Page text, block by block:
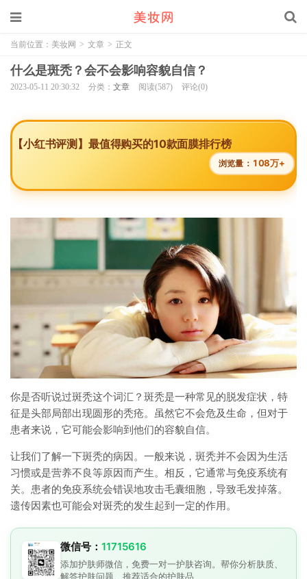
当前位置： 美妆网 > 文章 > 正文
什么是斑秃？会不会影响容貌自信？
2023-05-11 20:30:32 分类： 文章 阅读(587) 评论(0)
【小红书评测】最值得购买的10款面膜排行榜
浏览量： 108万+
你是否听说过斑秃这个词汇？斑秃是一种常见的脱发症状，特
征是头部局部出现圆形的秃疮。虽然它不会危及生命，但对于
患者来说，它可能会影响到他们的容貌自信。
让我们了解一下斑秃的病因。一般来说，斑秃并不会因为生活
习惯或是营养不良等原因而产生。相反，它通常与免疫系统有
关。患者的免疫系统会错误地攻击毛囊细胞，导致毛发掉落。
遗传因素也可能会对斑秃的发生起到一定的作用。
微信号： 11715616
添加护肤师微信，免费一对一护肤咨询。帮你分析肤质、
解答护肤问题、推荐适合的护肤品